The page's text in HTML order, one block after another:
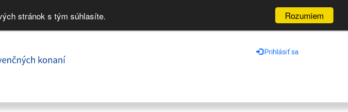
Rozumiem
stránok s tým súhlasíte.
Prihlásiť sa